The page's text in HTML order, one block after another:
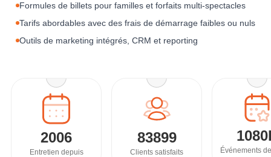
Formules de billets pour familles et forfaits multi-spectacles
Tarifs abordables avec des frais de démarrage faibles ou nuls
Outils de marketing intégrés, CRM et reporting
2006
Entretien depuis
83899
Clients satisfaits Événements